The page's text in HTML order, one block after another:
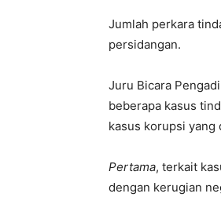
Jumlah perkara
persidangan.
Juru Bicara
beberapa kasus
kasus korupsi yang
Pertama, terkait
dengan kerugian